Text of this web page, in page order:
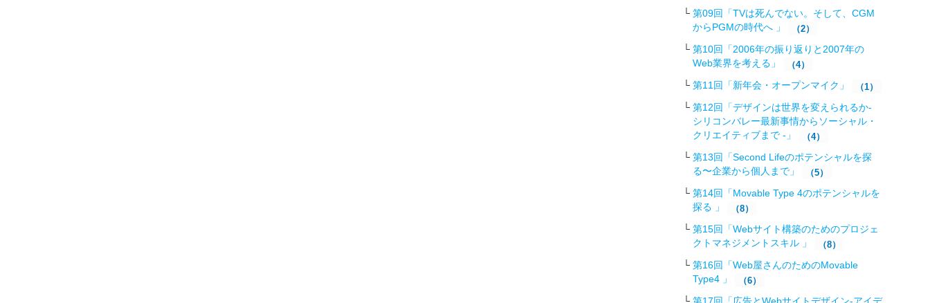
第09回「TVは死んでない。そして、CGM
からPGMの時代へ 」
（2）
第10回「2006年の振り返りと2007年の
Web業界を考える」
（4）
第11回「新年会・オープンマイク」 （1）
第12回「デザインは世界を変えられるか-
シリコンバレー最新事情からソーシャル・
クリエイティブまで -」
（4）
第13回「Second Lifeのポテンシャルを探
る〜企業から個人まで」
（5）
第14回「Movable Type 4のポテンシャルを
探る 」
（8）
第15回「Webサイト構築のためのプロジェ
クトマネジメントスキル 」
（8）
第16回「Web屋さんのためのMovable
Type4 」
（6）